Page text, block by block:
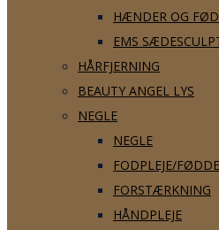
HÆNDER OG
EMS
HÅRFJERNING
BEAUTY ANGEL LYS
NEGLE
NEGLE
FODPLEJE/
FORSTÆRKNING
HÅNDPLEJE